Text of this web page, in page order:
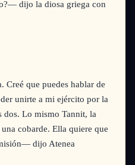
dijo la diosa griega con
que puedes hablar de
unirte a mi ejército por la
dos. Lo mismo Tannit, la
cobarde. Ella quiere que
dijo Atenea